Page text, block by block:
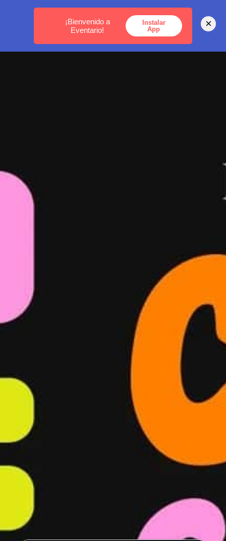
MEDELLÍN - BOGOTÁ - CARTAGENA
¡Bienvenido a
Eventario!
Instalar
App
×